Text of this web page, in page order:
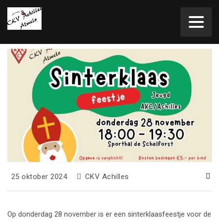
25 oktober 2024 CKV Achilles
Op donderdag 28 november is er een sinterklaasfeestje voor de